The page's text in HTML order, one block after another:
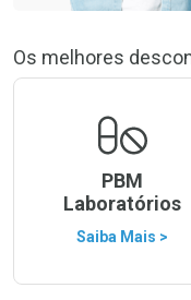
Os melhores
PBM
Laboratórios
Saiba Mais >